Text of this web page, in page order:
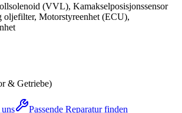
(VVL), Kamakselposisjonssensor
Motorstyreenhet (ECU),
& Getriebe)
Passende Reparatur finden